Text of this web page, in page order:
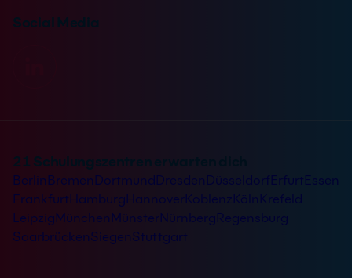
Social Media
21 Schulungszentren erwarten dich
Berlin Bremen Dortmund ErfurtEssen
FrankfurtHamburgHannover
Krefeld
LeipzigMünchen Münster
SaarbrückenSiegen Stuttgart